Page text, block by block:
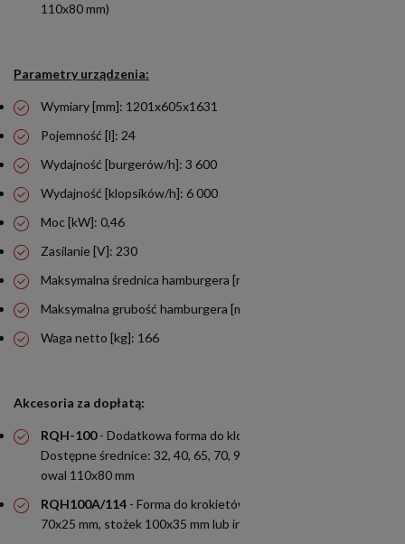
110x80 mm)
Parametry urządzenia:
Wymiary [mm]: 1201x605x1631
Pojemność [l]: 24
Wydajność [burgerów/h]: 3 600
Wydajność [klopsików/h]: 6 000
Moc [kW]: 0,46
Zasilanie [V]: 230
Maksymalna średnica hamburgera [mm]: 140
Maksymalna grubość hamburgera [mm]: 25
Waga netto [kg]: 166
Akcesoria za dopłatą:
RQH-100- Dodatkowa forma do klopsików lub burgerów.
Dostępne średnice: 32, 40, 65, 70, 90, 100, 115, 130 mm lub
owal 110x80 mm
RQH100A/114 - Forma do krokietów 50x25 mm, canelloni
70x25 mm, stożek 100x35 mm lub inne kształty na zamówienie